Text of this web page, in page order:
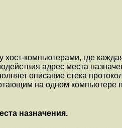
компьютерами, где
адрес места
описание стека
на одном компьютере
назначения.